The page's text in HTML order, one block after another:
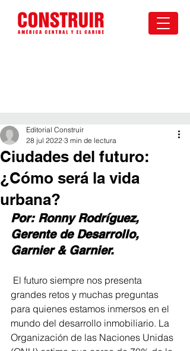
Ciudades del futuro:
¿Cómo será la vida
urbana?
Editorial Construir
28 jul 2022 3 min de lectura
Por: Ronny Rodríguez,
Gerente de Desarrollo,
Garnier & Garnier.
grandes retos y muchas preguntas
para quienes estamos inmersos en el
mundo del desarrollo inmobiliario. La
Organización de las Naciones Unidas